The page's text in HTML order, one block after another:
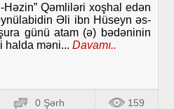
Həzin” Qəmliləri xoşhal edən
Əli ibn Hüseyn əs-
günü atam (ə) bədəninin
halda məni... Davamı..
0 Şərh 159